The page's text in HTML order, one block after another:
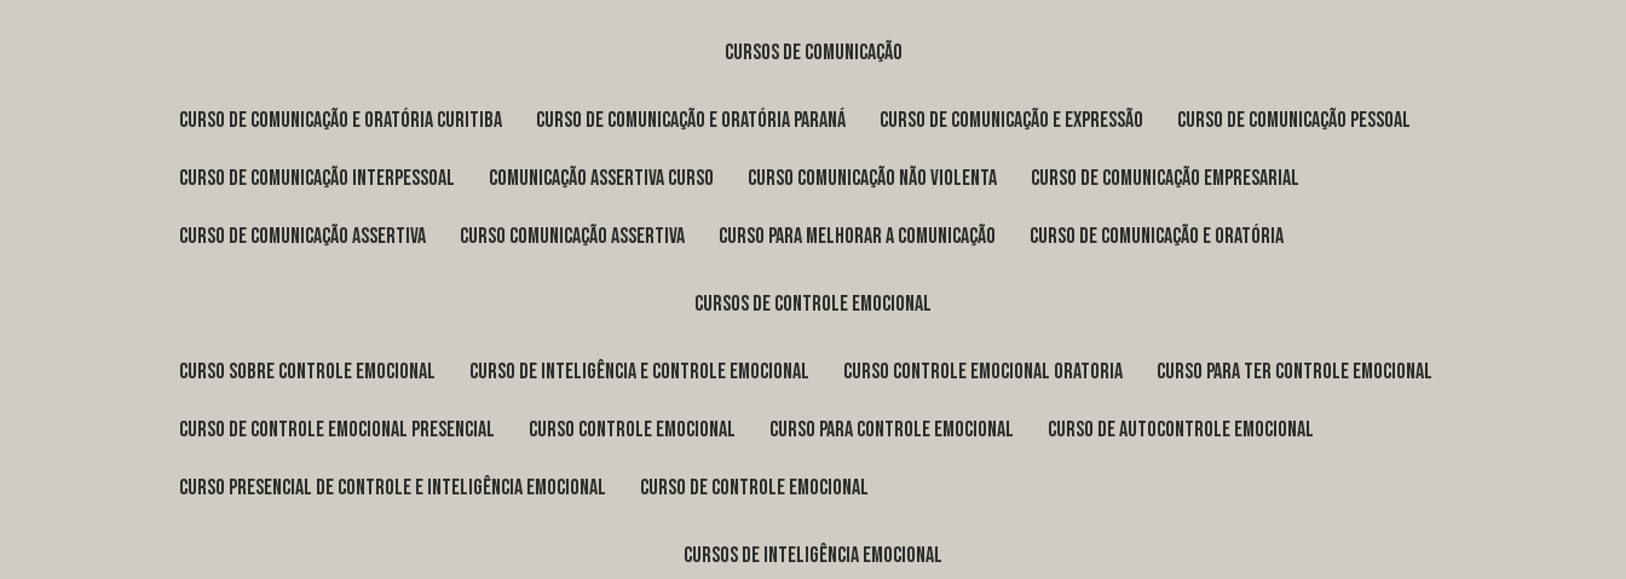
cursos de comunicação
curso de comunicação e oratória Curitiba curso de comunicação e oratória Paraná curso de comunicação e expressão curso de comunicação pessoal
curso de comunicação interpessoal comunicação assertiva curso curso comunicação não violenta curso de comunicação empresarial
curso de comunicação assertiva curso comunicação assertiva curso para melhorar a comunicação curso de comunicação e oratória
cursos de controle emocional
curso sobre controle emocional curso de inteligência e controle emocional curso controle emocional oratoria curso para ter controle emocional
curso de controle emocional presencial curso controle emocional curso para controle emocional curso de autocontrole emocional
curso presencial de controle e inteligência emocional curso de controle emocional
cursos de inteligência emocional